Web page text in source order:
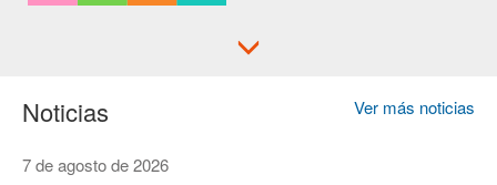
Noticias Ver más noticias
7 de agosto de 2026